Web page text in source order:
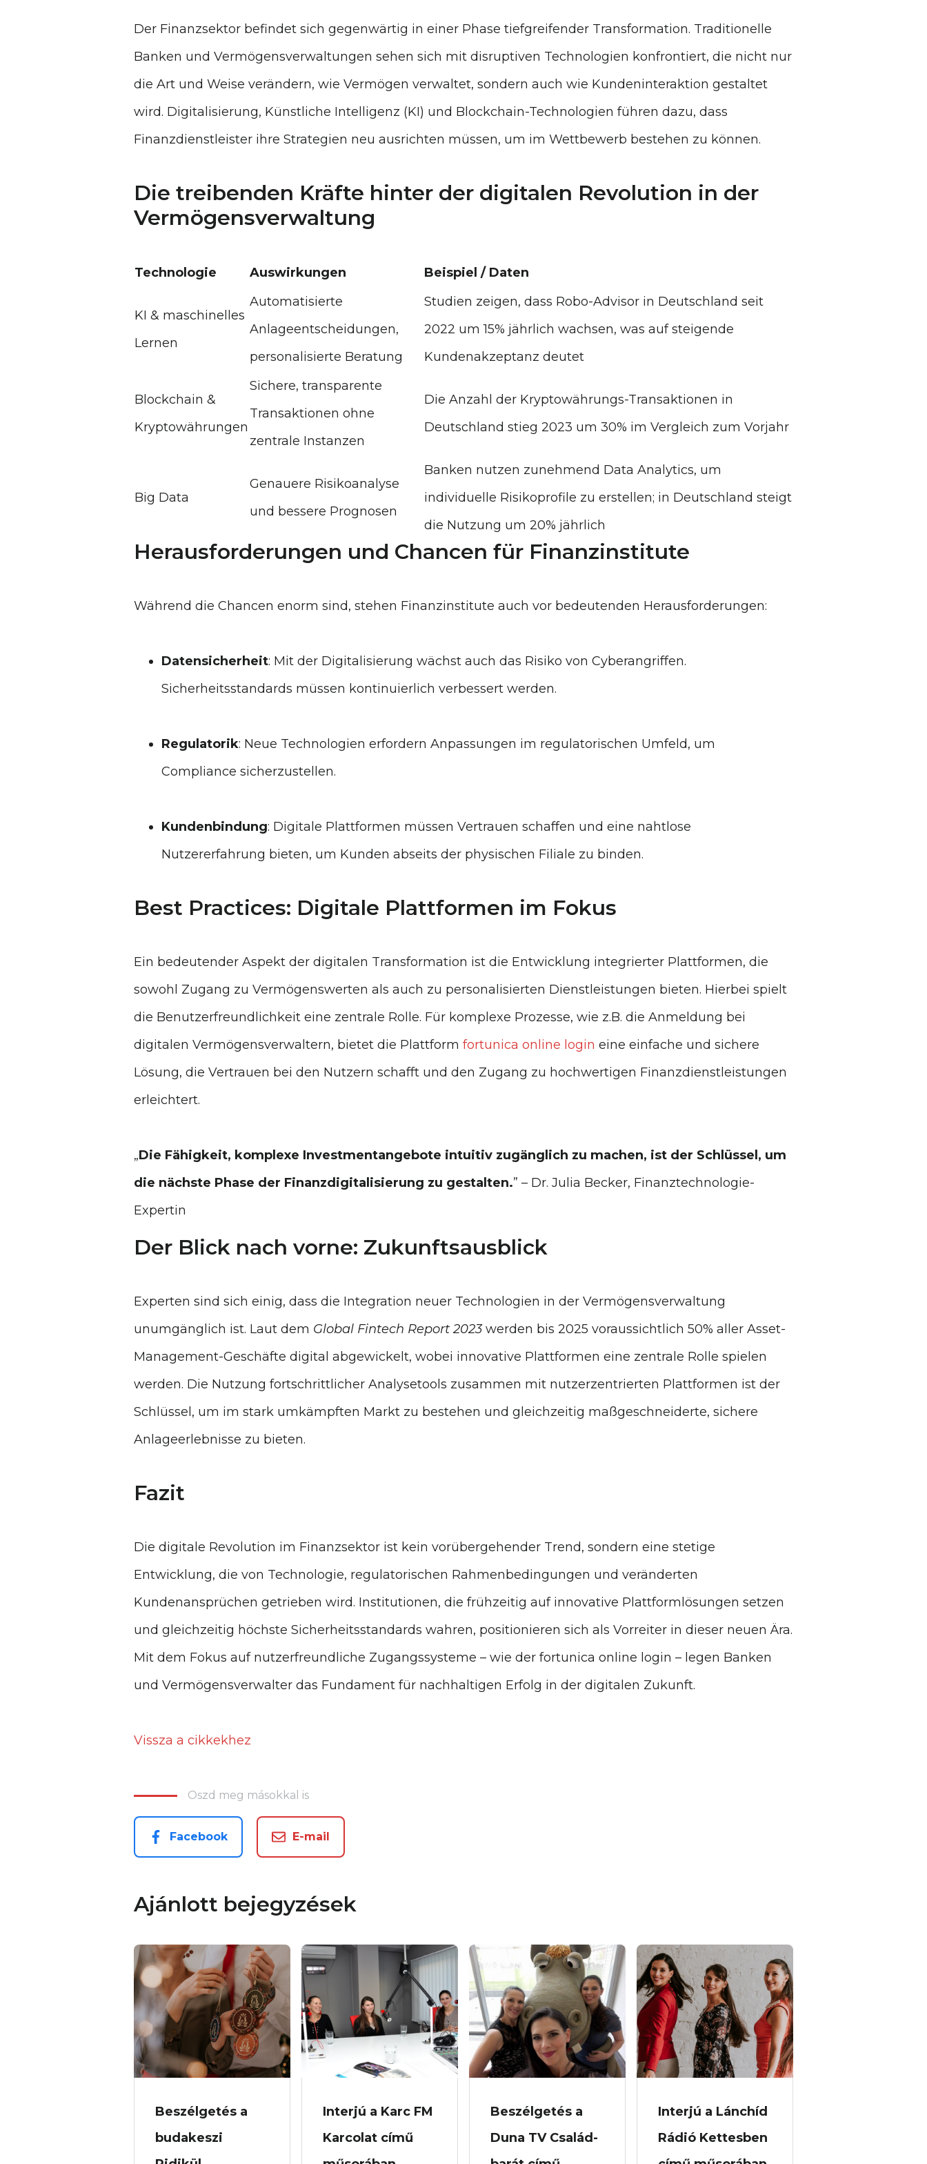
Der Finanzsektor befindet sich gegenwärtig in einer Phase tiefgreifender Transformation. Traditionelle
Banken und Vermögensverwaltungen sehen sich mit disruptiven Technologien konfrontiert, die nicht nur
die Art und Weise verändern, wie Vermögen verwaltet, sondern auch wie Kundeninteraktion gestaltet
wird. Digitalisierung, Künstliche Intelligenz (KI) und Blockchain-Technologien führen dazu, dass
Finanzdienstleister ihre Strategien neu ausrichten müssen, um im Wettbewerb bestehen zu können.
Die treibenden Kräfte hinter der digitalen Revolution in der
Vermögensverwaltung
Technologie Auswirkungen Beispiel / Daten
KI & maschinelles
Lernen
Automatisierte
Anlageentscheidungen,
personalisierte Beratung
Studien zeigen, dass Robo-Advisor in Deutschland seit
2022 um 15% jährlich wachsen, was auf steigende
Kundenakzeptanz deutet
Blockchain &
Kryptowährungen
Sichere, transparente
Transaktionen ohne
zentrale Instanzen
Die Anzahl der Kryptowährungs-Transaktionen in
Deutschland stieg 2023 um 30% im Vergleich zum Vorjahr
Big Data
Genauere Risikoanalyse
und bessere Prognosen
Banken nutzen zunehmend Data Analytics, um
individuelle Risikoprofile zu erstellen; in Deutschland steigt
die Nutzung um 20% jährlich
Herausforderungen und Chancen für Finanzinstitute
Während die Chancen enorm sind, stehen Finanzinstitute auch vor bedeutenden Herausforderungen:
Datensicherheit: Mit der Digitalisierung wächst auch das Risiko von Cyberangriffen.
Sicherheitsstandards müssen kontinuierlich verbessert werden.
Regulatorik: Neue Technologien erfordern Anpassungen im regulatorischen Umfeld, um
Compliance sicherzustellen.
Kundenbindung: Digitale Plattformen müssen Vertrauen schaffen und eine nahtlose
Nutzererfahrung bieten, um Kunden abseits der physischen Filiale zu binden.
Best Practices: Digitale Plattformen im Fokus
Ein bedeutender Aspekt der digitalen Transformation ist die Entwicklung integrierter Plattformen, die
sowohl Zugang zu Vermögenswerten als auch zu personalisierten Dienstleistungen bieten. Hierbei spielt
die Benutzerfreundlichkeit eine zentrale Rolle. Für komplexe Prozesse, wie z.B. die Anmeldung bei
digitalen Vermögensverwaltern, bietet die Plattform fortunica online login eine einfache und sichere
Lösung, die Vertrauen bei den Nutzern schafft und den Zugang zu hochwertigen Finanzdienstleistungen
erleichtert.
„Die Fähigkeit, komplexe Investmentangebote intuitiv zugänglich zu machen, ist der Schlüssel, um
die nächste Phase der Finanzdigitalisierung zu gestalten.” – Dr. Julia Becker, Finanztechnologie-
Expertin
Der Blick nach vorne: Zukunftsausblick
Experten sind sich einig, dass die Integration neuer Technologien in der Vermögensverwaltung
unumgänglich ist. Laut dem Global Fintech Report 2023werden bis 2025 voraussichtlich 50% aller Asset-
Management-Geschäfte digital abgewickelt, wobei innovative Plattformen eine zentrale Rolle spielen
werden. Die Nutzung fortschrittlicher Analysetools zusammen mit nutzerzentrierten Plattformen ist der
Schlüssel, um im stark umkämpften Markt zu bestehen und gleichzeitig maßgeschneiderte, sichere
Anlageerlebnisse zu bieten.
Fazit
Die digitale Revolution im Finanzsektor ist kein vorübergehender Trend, sondern eine stetige
Entwicklung, die von Technologie, regulatorischen Rahmenbedingungen und veränderten
Kundenansprüchen getrieben wird. Institutionen, die frühzeitig auf innovative Plattformlösungen setzen
und gleichzeitig höchste Sicherheitsstandards wahren, positionieren sich als Vorreiter in dieser neuen Ära.
Mit dem Fokus auf nutzerfreundliche Zugangssysteme – wie der fortunica online login – legen Banken
und Vermögensverwalter das Fundament für nachhaltigen Erfolg in der digitalen Zukunft.
Vissza a cikkekhez
Oszd meg másokkal is
Facebook E-mail
Ajánlott bejegyzések
Beszélgetés a
budakeszi
Interjú a Karc FM
Karcolat című
Beszélgetés a
Duna TV Család-
Interjú a Lánchíd
Rádió Kettesben